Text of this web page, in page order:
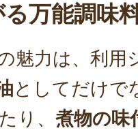
万能調味
魅力は、利用
としてだけで
り、 煮物の味